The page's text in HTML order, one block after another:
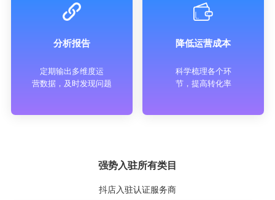
分析报告
定期输出多维度运
营数据，及时发现问题
降低运营成本
科学梳理各个环
节，提高转化率
强势入驻所有类目
抖店入驻认证服务商